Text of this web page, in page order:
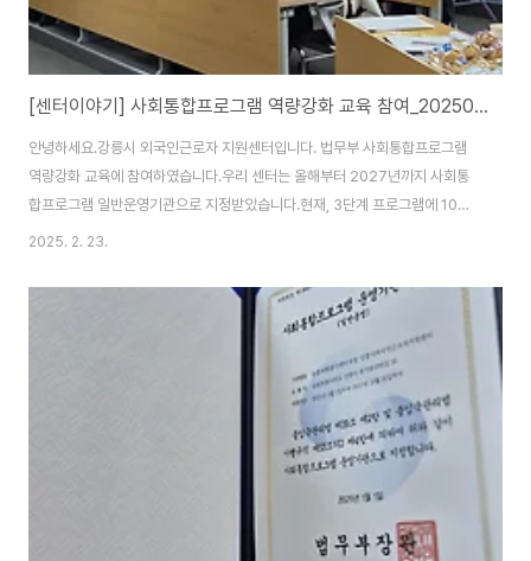
[센터이야기] 사회통합프로그램 역량강화 교육 참여_20250220
안녕하세요.강릉시 외국인근로자 지원센터입니다. 법무부 사회통합프로그램
역량강화 교육에 참여하였습니다.우리 센터는 올해부터 2027년까지 사회통
합프로그램 일반운영기관으로 지정받았습니다.현재, 3단계 프로그램에 10명
의 외국인근로자가 참여하고 있습니다. 이번 교육은 처음으로 프로그램을 운영
되는 많은 규칙을 알게되었습니다. 외국인근로자의 빠른 지역정착을 위해 항
2025. 2. 23.